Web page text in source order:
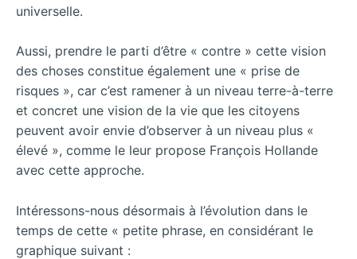
universelle.
Aussi, prendre le parti d’être « contre » cette vision
des choses constitue également une « prise de
risques », car c’est ramener à un niveau terre-à-terre
et concret une vision de la vie que les citoyens
peuvent avoir envie d’observer à un niveau plus «
élevé », comme le leur propose François Hollande
avec cette approche.
Intéressons-nous désormais à l’évolution dans le
temps de cette « petite phrase, en considérant le
graphique suivant :